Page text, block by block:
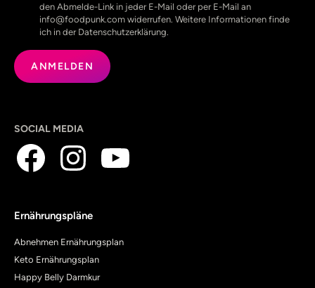
den Abmelde-Link in jeder E-Mail oder per E-Mail an
info@foodpunk.com widerrufen. Weitere Informationen finde
ich in der Datenschutzerklärung.
SOCIAL MEDIA
Ernährungspläne
Abnehmen Ernährungsplan
Keto Ernährungsplan
Happy Belly Darmkur